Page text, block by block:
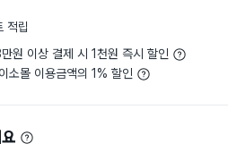
적립
원 이상 결제 시 1천원 즉시 할인
소몰 이용금액의 1% 할인